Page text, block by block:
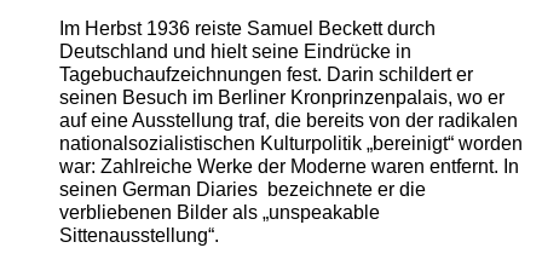
Im Herbst 1936 reiste Samuel Beckett durch
Deutschland und hielt seine Eindrücke in
Tagebuchaufzeichnungen fest. Darin schildert er
seinen Besuch im Berliner Kronprinzenpalais, wo er
auf eine Ausstellung traf, die bereits von der radikalen
nationalsozialistischen Kulturpolitik „bereinigt“ worden
war: Zahlreiche Werke der Moderne waren entfernt. In
seinen German Diaries bezeichnete er die
verbliebenen Bilder als „unspeakable
Sittenausstellung“.